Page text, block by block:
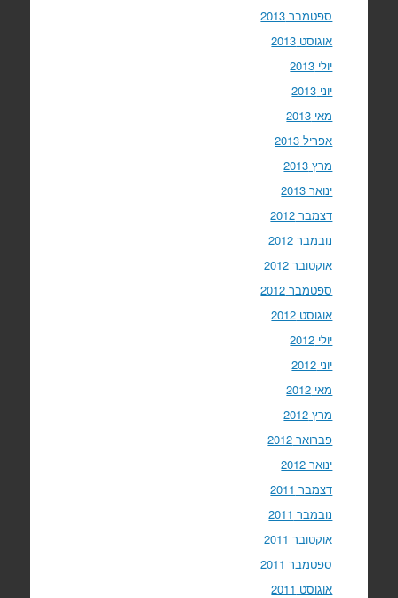
ספטמבר 2013
אוגוסט 2013
יולי 2013
יוני 2013
מאי 2013
אפריל 2013
מרץ 2013
ינואר 2013
דצמבר 2012
נובמבר 2012
אוקטובר 2012
ספטמבר 2012
אוגוסט 2012
יולי 2012
יוני 2012
מאי 2012
מרץ 2012
פברואר 2012
ינואר 2012
דצמבר 2011
נובמבר 2011
אוקטובר 2011
ספטמבר 2011
אוגוסט 2011